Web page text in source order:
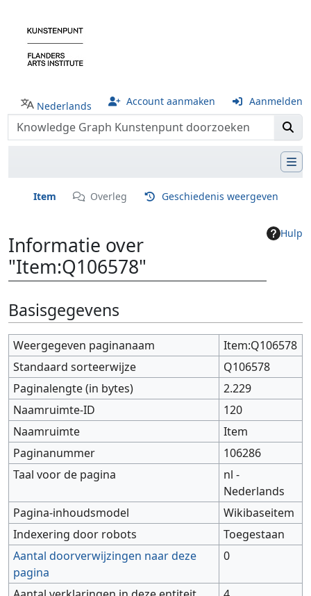
Nederlands Account aanmaken Aanmelden
Item Overleg Geschiedenis weergeven
Hulp
Informatie over
"Item:Q106578"
Ga naar:
Basisgegevens
Weergegeven paginanaam
Item:Q106578
Standaard sorteerwijze
Q106578
Paginalengte (in bytes)
2.229
Naamruimte-ID
120
Naamruimte
Item
Paginanummer
106286
Taal voor de pagina
nl -
Nederlands
Pagina-inhoudsmodel
Wikibaseitem
Indexering door robots
Toegestaan
Aantal doorverwijzingen naar deze
pagina
0